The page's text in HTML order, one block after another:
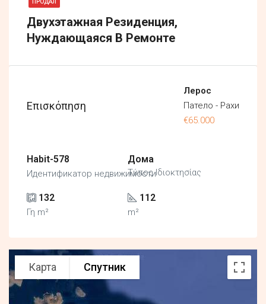
Двухэтажная Резиденция,
Нуждающаяся В Ремонте
Επισκόπηση
Лерос
Патело - Рахи
€65.000
Habit-578
Идентификатор недвижимости
Дома
Τύπος Ιδιοκτησίας
132
Γη m²
112
m²
Карта Спутник